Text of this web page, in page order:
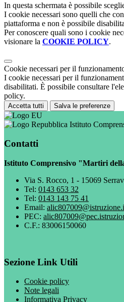
In questa schermata è possibile
I cookie necessari sono quelli che
piattaforma e non è possibile
Per conoscere quali sono i cookie
visionare la COOKIE POLICY.
Cookie necessari per il
I cookie necessari per il
disabilitati. È possibile consultare
policy.
Accetta tutti Salva le preferenze
Istituto
Contatti
Istituto Comprensivo "Martiri
Via S. Rocco, 1 - 15069
Tel: 0143 653 32
Tel: 0143 143 75 41
Email:
PEC:
C.F.: 83006150060
Sezione Link Utili
Cookie policy
Note legali
Informativa Privacy